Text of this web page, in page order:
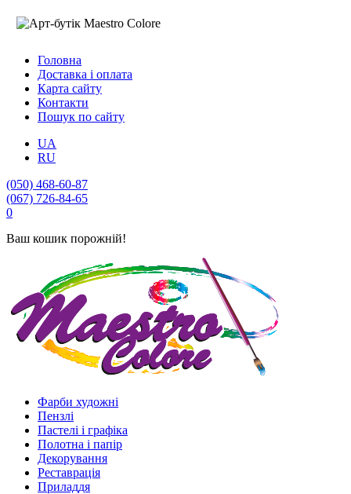
Головна
Доставка і оплата
Карта сайту
Контакти
Пошук по сайту
UA
RU
(050) 468-60-87
(067) 726-84-65
0
Ваш кошик порожній!
Фарби художні
Пензлі
Пастелі і графіка
Полотна і папір
Декорування
Реставрація
Приладдя